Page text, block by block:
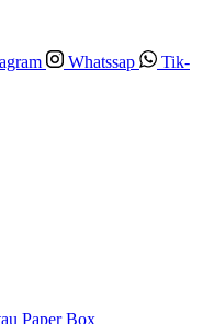
Whatssap
Tik-
Paper Box